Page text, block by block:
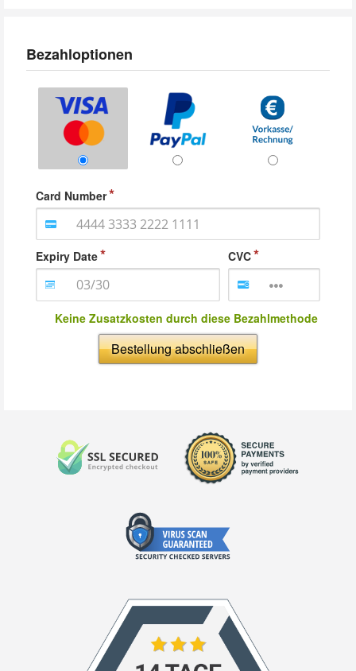
Bezahloptionen
Card Number
Expiry Date CVC
Keine Zusatzkosten durch diese Bezahlmethode
Bestellung abschließen